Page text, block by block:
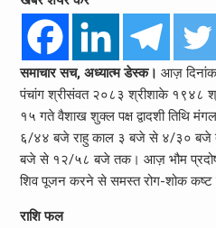
समाचार सच, अध्यात्म डेस्क। आज़
पंचांग श्रीसंवत २०८३ श्रीशाके १९४८
१५ गते वैशाख शुक्ल पक्ष द्वादशी तिथि
६/४४ बजे राहु काल ३ बजे से ४/३० बजे
बजे से १२/५८ बजे तक। आज़ भौम प्रदोष
शिव पूजन करने से समस्त रोग-शोक कष्ट
राशि फल